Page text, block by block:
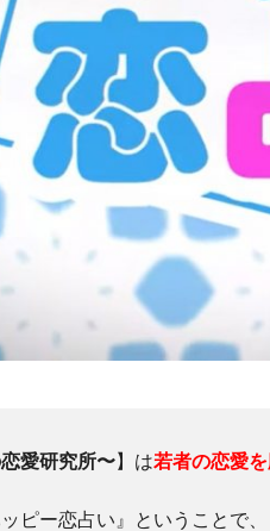
愛研究所〜】は若者の恋愛
ピー恋占い』ということで